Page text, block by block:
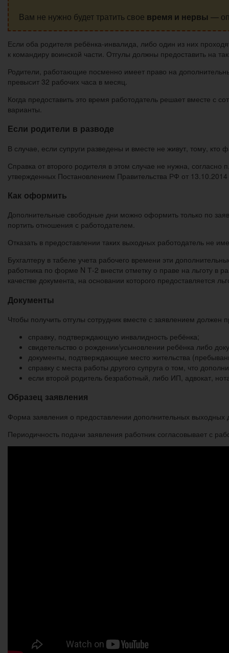
Вам не нужно будет тратить свое время и нервы —
Если оба родителя ребёнка-инвалида, либо один из них
к командиру воинской части. Отгулы должны предоставить на
Родители, работающие посменно имеет право на
превысит 32 рабочих часа в месяц.
Когда предоставить это время работодатель решает вместе с
варианты.
Если родители в разводе
В случае, если супруги разведены и вместе не живут, тому,
Справка от второго родителя в этом случае не нужна,
утвержденных Постановлением Правительства РФ от
Как оформить
Дополнительные свободные дни можно оформить только по
портить отношения с работодателем.
Отказать в предоставлении таких выходных работодатель не
Бухгалтеру в табеле учета рабочего времени эти
работника по форме N Т-2 внести отметку о праве на льготу в
качестве документа, на основании которого предоставляется
Документы
Чтобы получить отгулы сотрудник вместе с заявлением должен
справку, подтверждающую инвалидность ребёнка;
свидетельство о рождении/усыновлении ребёнка либо
документы, подтверждающие место жительства
справку с места работы другого супруга о том, что
если второй родитель безработный, либо ИП, адвокат,
Образец заявления
Форма заявления о предоставлении дополнительных
Периодичность подачи заявления работник согласовывает с